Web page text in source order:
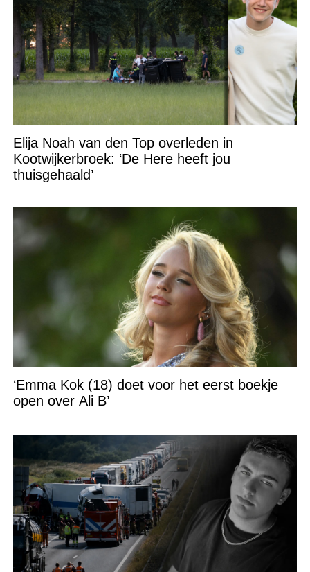
Elija Noah van den Top overleden in
Kootwijkerbroek: ‘De Here heeft jou
thuisgehaald’
‘Emma Kok (18) doet voor het eerst boekje
open over Ali B’